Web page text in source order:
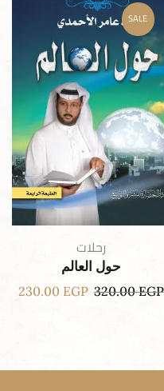
SALE
رحلات
حول العالم
320.00EGP
230.00 EGP